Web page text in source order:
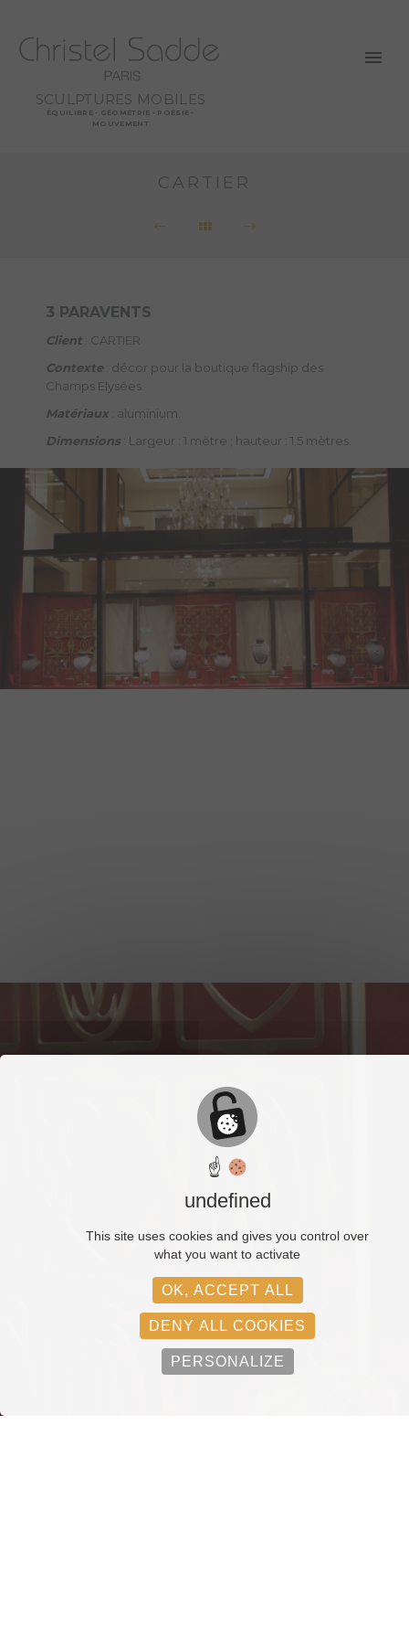
SCULPTURES MOBILES
ÉQUILIBRE - GÉOMÉTRIE - POÉSIE -
MOUVEMENT
CARTIER
3 PARAVENTS
Client : CARTIER
Contexte: décor pour la boutique flagship des
Champs Elysées.
Matériaux: aluminium.
Dimensions
: Largeur : 1 mètre ; hauteur : 1.5 mètres.
☝
undefined
This site uses cookies and gives you control over
what you want to activate
OK, ACCEPT ALL
DENY ALL COOKIES
PERSONALIZE